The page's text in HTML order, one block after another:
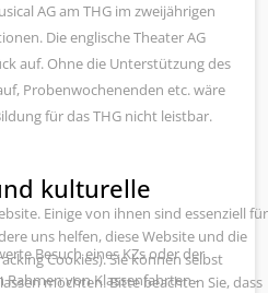
AG am THG im zweijährigen
Die englische Theater AG
auf. Ohne die Unterstützung des
Probenwochenenden etc. wäre
für das THG nicht leistbar.
kulturelle
Besuch eines KZs oder der
Rahmen von Klassenfahrten -
Einige von ihnen sind essenziell für
uns helfen, diese Website und die
Cookies). Sie können selbst
möchten. Bitte beachten Sie, dass